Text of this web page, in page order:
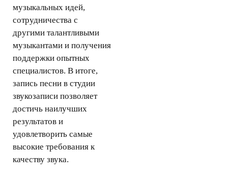
музыкальных идей,
сотрудничества с
другими талантливыми
музыкантами и получения
поддержки опытных
специалистов. В итоге,
запись песни в студии
звукозаписи позволяет
достичь наилучших
результатов и
удовлетворить самые
высокие требования к
качеству звука.